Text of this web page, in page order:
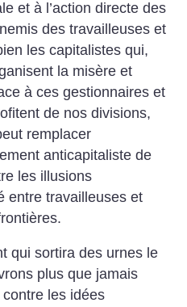
et à l’action directe des
des travailleuses et
les capitalistes qui,
la misère et
à ces gestionnaires et
de nos divisions,
remplacer
anticapitaliste de
les illusions
entre travailleuses et
qui sortira des urnes le
plus que jamais
les idées